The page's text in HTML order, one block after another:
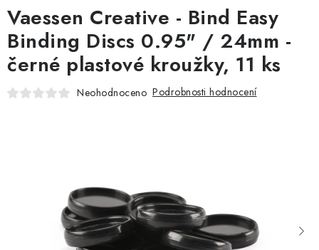
VŠECHNO ZBOŽÍ
KNIHAŘSKÝ MATERIÁL
MOJE OBJEDNÁVKA
Vaessen Creative - Bind Easy
Binding Discs 0.95" / 24mm -
černé plastové kroužky, 11 ks
Neohodnoceno Podrobnosti hodnocení